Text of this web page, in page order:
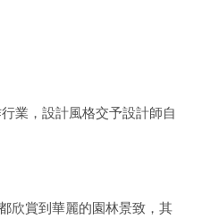
業，設計風格交予設計師自
欣賞到華麗的園林景致，其